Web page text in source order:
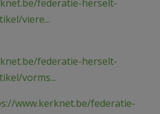
federatie-herselt-
viere...
federatie-herselt-
vorms...
www.kerknet.be/federatie-